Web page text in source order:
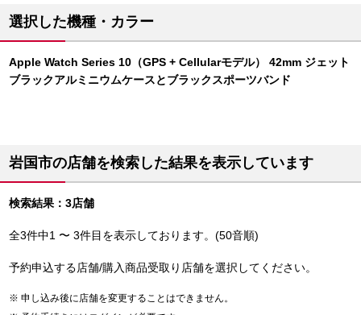
選択した機種・カラー
Apple Watch Series 10（GPS + Cellularモデル） 42mm ジェット
ブラックアルミニウムケースとブラックスポーツバンド
岩国市の店舗を検索した結果を表示しています
検索結果：3店舗
全3件中1 〜 3件目を表示しております。(50音順)
予約申込する店舗/購入商品受取り店舗を選択してください。
申し込み後に店舗を変更することはできません。